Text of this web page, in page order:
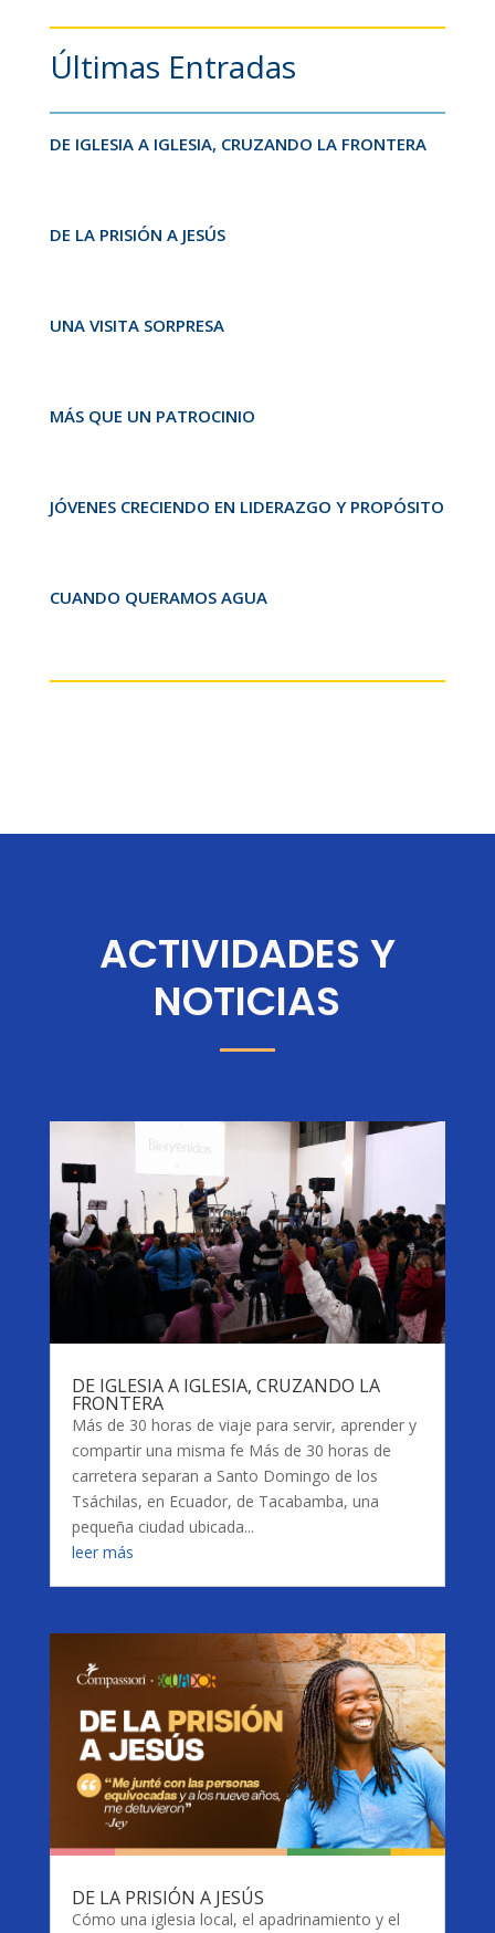
Últimas Entradas
DE IGLESIA A IGLESIA, CRUZANDO LA FRONTERA
DE LA PRISIÓN A JESÚS
UNA VISITA SORPRESA
MÁS QUE UN PATROCINIO
JÓVENES CRECIENDO EN LIDERAZGO Y PROPÓSITO
CUANDO QUERAMOS AGUA
ACTIVIDADES Y
NOTICIAS
DE IGLESIA A IGLESIA, CRUZANDO LA
FRONTERA
Más de 30 horas de viaje para servir, aprender y
compartir una misma fe Más de 30 horas de
carretera separan a Santo Domingo de los
Tsáchilas, en Ecuador, de Tacabamba, una
pequeña ciudad ubicada...
leer más
DE LA PRISIÓN A JESÚS
Cómo una iglesia local, el apadrinamiento y el